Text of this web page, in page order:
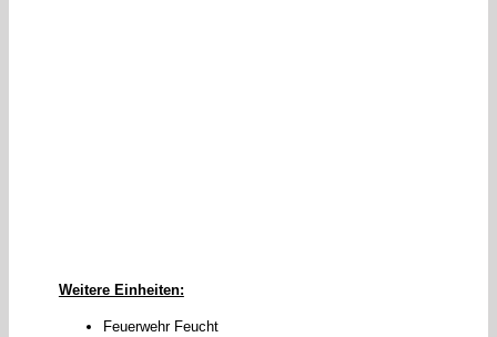
Weitere Einheiten:
Feuerwehr Feucht